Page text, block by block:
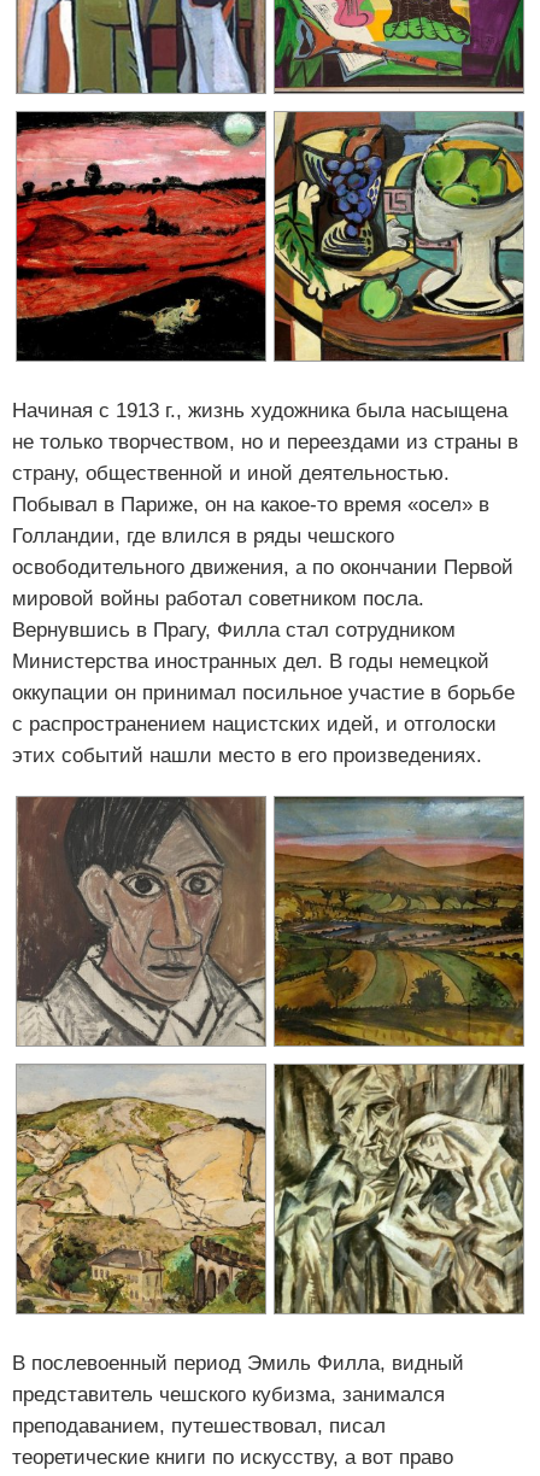
Начиная с 1913 г., жизнь художника была насыщена
не только творчеством, но и переездами из страны в
страну, общественной и иной деятельностью.
Побывал в Париже, он на какое-то время «осел» в
Голландии, где влился в ряды чешского
освободительного движения, а по окончании Первой
мировой войны работал советником посла.
Вернувшись в Прагу, Филла стал сотрудником
Министерства иностранных дел. В годы немецкой
оккупации он принимал посильное участие в борьбе
с распространением нацистских идей, и отголоски
этих событий нашли место в его произведениях.
В послевоенный период Эмиль Филла, видный
представитель чешского кубизма, занимался
преподаванием, путешествовал, писал
теоретические книги по искусству, а вот право